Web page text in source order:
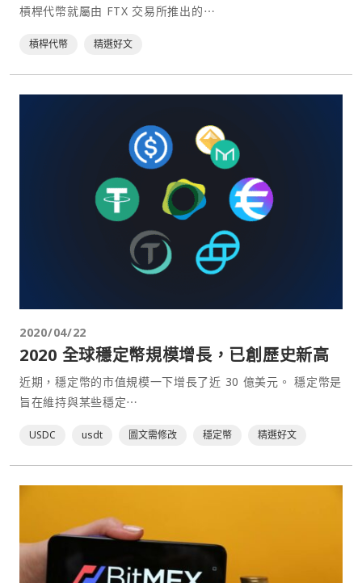
槓桿代幣就屬由 FTX 交易所推出的⋯
槓桿代幣 精選好文
2020/04/22
2020 全球穩定幣規模增長，已創歷史新高
近期，穩定幣的市值規模一下增長了近 30 億美元。 穩定幣是
旨在維持與某些穩定⋯
USDC usdt 圖文需修改 穩定幣 精選好文